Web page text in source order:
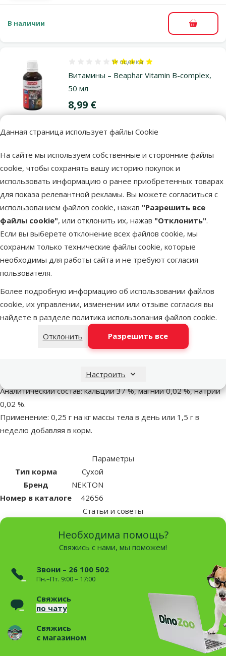
Данная страница использует файлы Cookie
На сайте мы используем собственные и сторонние файлы
cookie, чтобы сохранять вашу историю покупок и
использовать информацию о ранее приобретенных товарах
для показа релевантной рекламы. Вы можете согласиться с
использованием файлов cookie, нажав "Разрешить все
файлы cookie", или отклонить их, нажав "Отклонить".
Если вы выберете отклонение всех файлов cookie, мы
сохраним только технические файлы cookie, которые
необходимы для работы сайта и не требуют согласия
пользователя.
Более подробную информацию об использовании файлов
cookie, их управлении, изменении или отзыве согласия вы
найдете в разделе политика использования файлов cookie.
Отклонить
Разрешить все
Настроить
В наличии В
Витамины – Beaphar Vitamin B-complex,
50 мл
Оценка 100%, количество оценок: 1
1× оценка
Цена
8,99 €
Другие подобные продукты
Витамины для рептилий – Nekton Rep Calcium + D3, 35 г
Описание Параметры
superzoo.product.detail.content
Витамины для рептилий – Nekton Rep Calcium + D3, 35 г.
аминокислотами;
Способствует оптимальному развитию скелета
и правильному метаболизму кальция;
Используется для предотвращения и профилактики
дефицита кальция и заболеваний, вызванных его
Состав: карбонат кальция, карбонат магния.
Аналитический состав: кальций 37 %, магний 0,02 %, натрий
0,02 %.
Применение: 0,25 г на кг массы тела в день или 1,5 г в
неделю добавляя в корм.
Параметры
Тип корма
Сухой
Бренд
NEKTON
Номер в каталоге
42656
Статьи и советы
Необходима помощь?
Свяжись с нами, мы поможем!
Звони – 26 100 502
Пн.–Пт. 9:00 – 17:00
Свяжись
по чату
Свяжись
с магазином